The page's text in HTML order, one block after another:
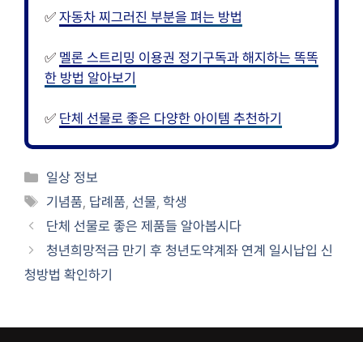
✅ 자동차 찌그러진 부분을 펴는 방법
✅ 멜론 스트리밍 이용권 정기구독과 해지하는 똑똑
한 방법 알아보기
✅ 단체 선물로 좋은 다양한 아이템 추천하기
카
테
리
일상 정보
태
그
기념품 답례품 ,선물 ,학생
단체 선물로 좋은 제품들 알아봅시다
청년희망적금 만기 후 청년도약계좌 연계 일시납입 신
청방법 확인하기